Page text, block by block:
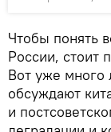
Чтобы понять
России, стоит
Вот уже много
обсуждают
и